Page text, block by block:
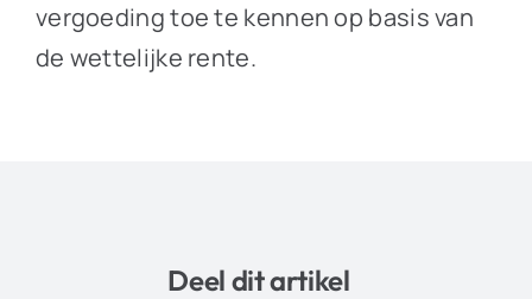
vergoeding toe te kennen op basis van
de wettelijke rente.
Deel dit artikel